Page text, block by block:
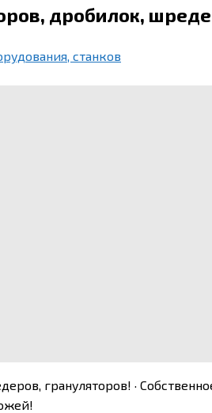
дробилок,
станков
грануляторов! ·